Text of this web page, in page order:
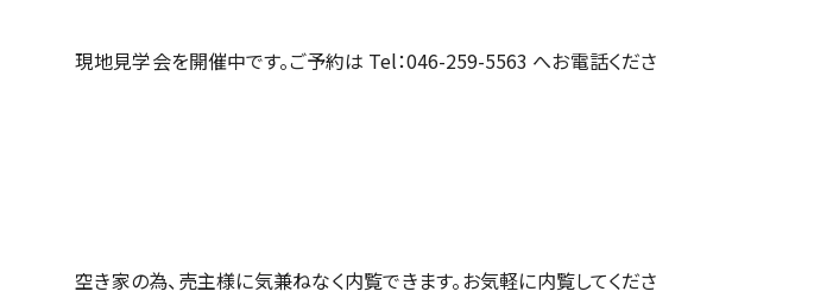
現地見学会を開催中です。ご予約は Tel：046-259-5563 へお電話くださ
空き家の為、売主様に気兼ねなく内覧できます。お気軽に内覧してくださ